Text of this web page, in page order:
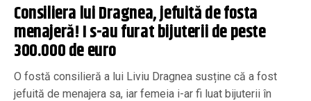
Consiliera lui Dragnea, jefuită de fosta
menajeră! I s-au furat bijuterii de peste
300.000 de euro
O fostă consilieră a lui Liviu Dragnea susține că a fost
jefuită de menajera sa, iar femeia i-ar fi luat bijuterii în